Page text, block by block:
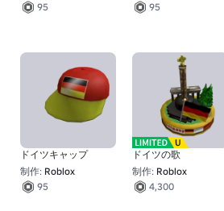
95
95
ドイツキャップ
制作: Roblox
95
ドイツの歌
制作: Roblox
4,300